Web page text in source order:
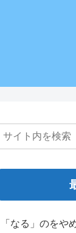
「なる」のを